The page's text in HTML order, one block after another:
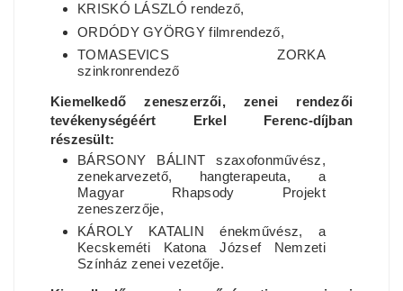
KRISKÓ LÁSZLÓ rendező,
ORDÓDY GYÖRGY filmrendező,
TOMASEVICS ZORKA
szinkronrendező
Kiemelkedő zeneszerzői, zenei rendezői
tevékenységéért Erkel Ferenc-díjban
részesült:
BÁRSONY BÁLINT szaxofonművész,
zenekarvezető, hangterapeuta, a
Magyar Rhapsody Projekt
zeneszerzője,
KÁROLY KATALIN énekművész, a
Kecskeméti Katona József Nemzeti
Színház zenei vezetője.